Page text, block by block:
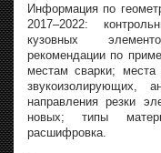
Информация по
2017–2022:
кузовных
рекомендации по
местам сварки;
звукоизолирующих,
направления резки
новых; типы
расшифровка.